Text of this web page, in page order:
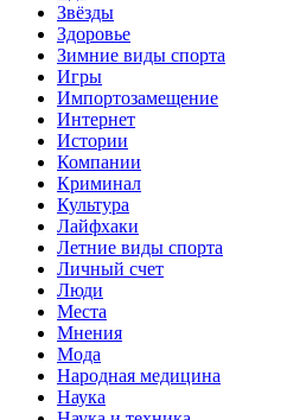
Звёзды
Здоровье
Зимние виды спорта
Игры
Импортозамещение
Интернет
Истории
Компании
Криминал
Культура
Лайфхаки
Летние виды спорта
Личный счет
Люди
Места
Мнения
Мода
Народная медицина
Наука